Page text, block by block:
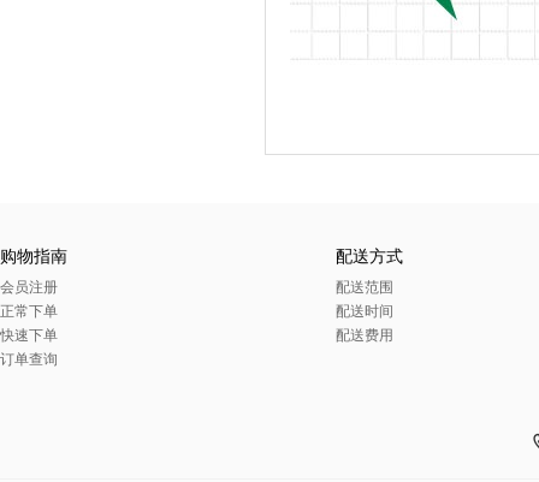
购物指南
会员注册
正常下单
快速下单
订单查询
配送方式
配送范围
配送时间
配送费用